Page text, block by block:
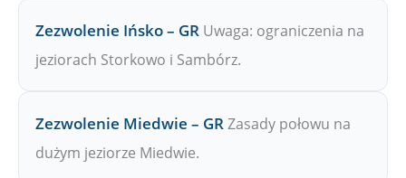
Zezwolenie Ińsko – GR Uwaga: ograniczenia na
jeziorach Storkowo i Sambórz.
Zezwolenie Miedwie – GRZasady połowu na
dużym jeziorze Miedwie.